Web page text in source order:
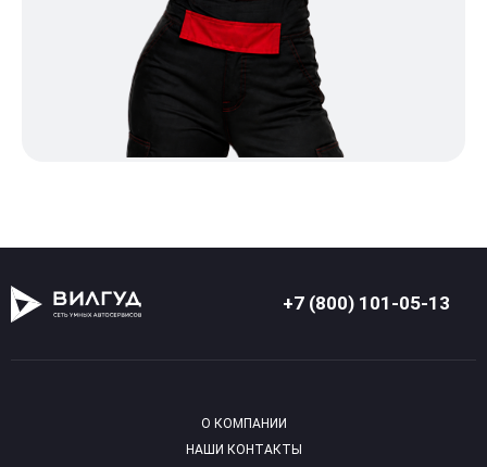
+7 (800) 101-05-13
О КОМПАНИИ
НАШИ КОНТАКТЫ